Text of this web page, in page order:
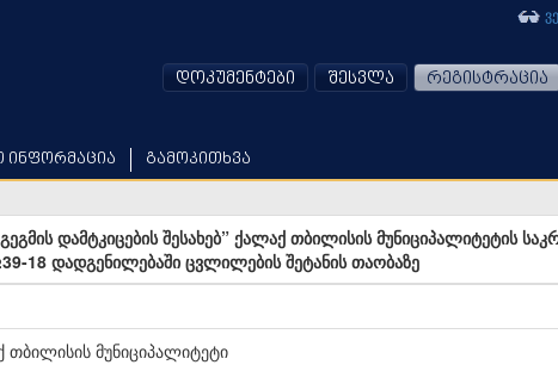
ინფორმაცია გამოკითხვა
დოკუმენტები შესვლა რეგისტრაცია
დამტკიცების შესახებ” ქალაქ თბილისის მუნიციპალიტეტის
18 დადგენილებაში ცვლილების შეტანის თაობაზე
თბილისის მუნიციპალიტეტი